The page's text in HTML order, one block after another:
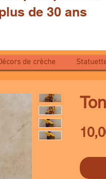
de 30 ans
de crèche